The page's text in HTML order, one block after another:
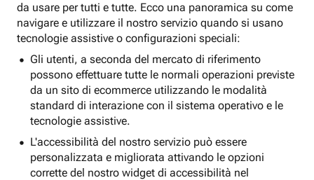
da usare per tutti e tutte. Ecco una panoramica su come
navigare e utilizzare il nostro servizio quando si usano
tecnologie assistive o configurazioni speciali:
Gli utenti, a seconda del mercato di riferimento
possono effettuare tutte le normali operazioni previste
da un sito di ecommerce utilizzando le modalità
standard di interazione con il sistema operativo e le
tecnologie assistive.
L'accessibilità del nostro servizio può essere
personalizzata e migliorata attivando le opzioni
corrette del nostro widget di accessibilità nel